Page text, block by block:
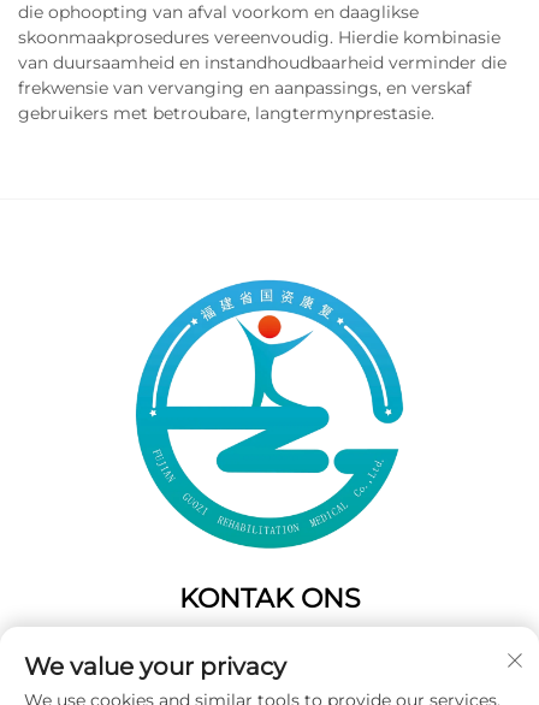
die ophoopting van afval voorkom en daaglikse
skoonmaakprosedures vereenvoudig. Hierdie kombinasie
van duursaamheid en instandhoudbaarheid verminder die
frekwensie van vervanging en aanpassings, en verskaf
gebruikers met betroubare, langtermynprestasie.
KONTAK ONS
Fuzhou,Fujian,China
We value your privacy
We use cookies and similar tools to provide our services.